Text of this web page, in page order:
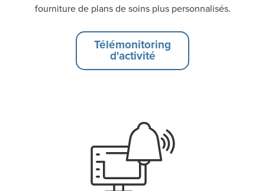
fourniture de plans de soins plus personnalisés.
Télémonitoring
d'activité